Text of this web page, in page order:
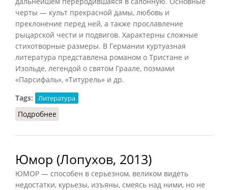
черты — культ прекрасной дамы, любовь и
преклонение перед ней, а также прославление
рыцарской чести и подвигов. Характерны сложные
стихотворные размеры. В Германии куртуазная
литература представлена романом о Тристане и
Изольде, легендой о святом Граале, поэмами
«Парсифаль», «Титурель» и др.
Tags:
Литература
Подробнее
Юмор (Лопухов, 2013)
ЮМОР — способен в серьезном, великом видеть
недостатки, курьезы, изъяны, смеясь над ними, но не